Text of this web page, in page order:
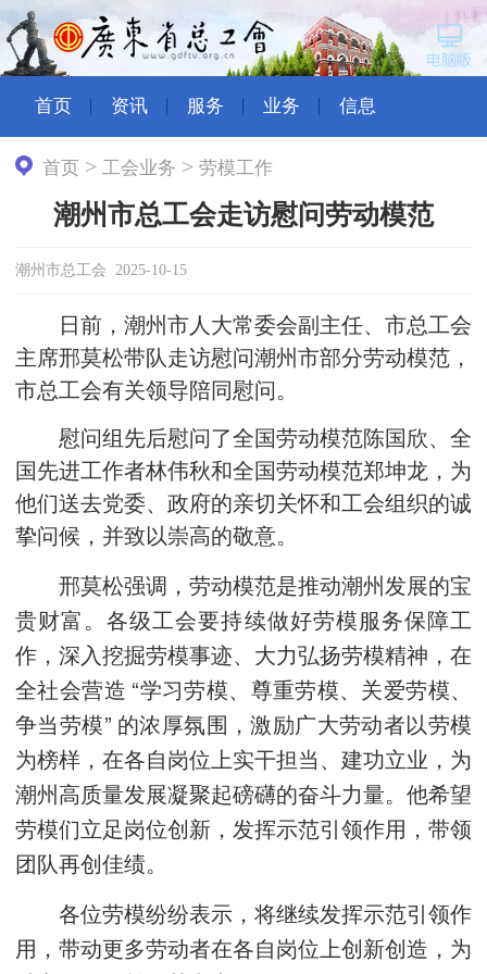
首页 资讯 服务 业务 信息
首页 > 工会业务 >劳模工作
潮州市总工会走访慰问劳动模范
潮州市总工会 2025-10-15
日前，潮州市人大常委会副主任、市总工会
主席邢莫松带队走访慰问潮州市部分劳动模范，
市总工会有关领导陪同慰问。
慰问组先后慰问了全国劳动模范陈国欣、全
国先进工作者林伟秋和全国劳动模范郑坤龙，为
他们送去党委、政府的亲切关怀和工会组织的诚
挚问候，并致以崇高的敬意。
邢莫松强调，劳动模范是推动潮州发展的宝
贵财富。各级工会要持续做好劳模服务保障工
作，深入挖掘劳模事迹、大力弘扬劳模精神，在
全社会营造 “学习劳模、尊重劳模、关爱劳模、
争当劳模” 的浓厚氛围，激励广大劳动者以劳模
为榜样，在各自岗位上实干担当、建功立业，为
潮州高质量发展凝聚起磅礴的奋斗力量。他希望
劳模们立足岗位创新，发挥示范引领作用，带领
团队再创佳绩。
各位劳模纷纷表示，将继续发挥示范引领作
用，带动更多劳动者在各自岗位上创新创造，为